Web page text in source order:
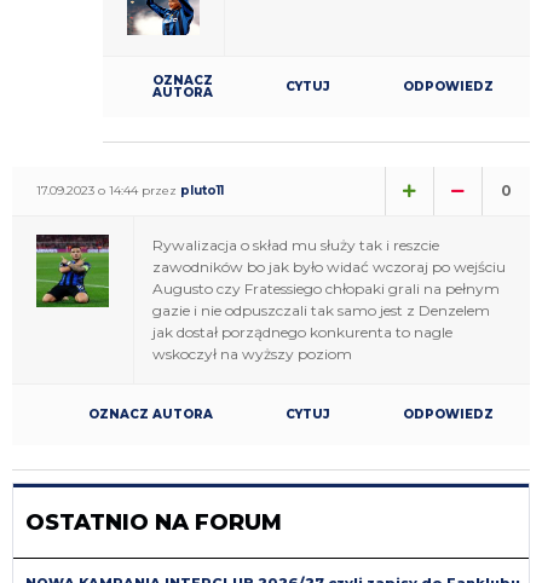
OZNACZ
AUTORA CYTUJ ODPOWIEDZ
17.09.2023 o 14:44 przez pluto11 0
Rywalizacja o skład mu służy tak i reszcie
zawodników bo jak było widać wczoraj po wejściu
Augusto czy Fratessiego chłopaki grali na pełnym
gazie i nie odpuszczali tak samo jest z Denzelem
jak dostał porządnego konkurenta to nagle
wskoczył na wyższy poziom
OZNACZ AUTORA CYTUJ ODPOWIEDZ
OSTATNIO NA FORUM